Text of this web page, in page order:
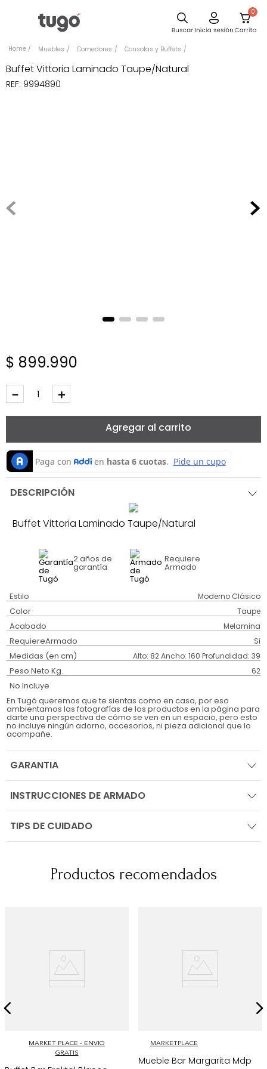
0
Muebles Comedores Consolas y Buffets
Buffet Vittoria Laminado Taupe/Natural
REF: 9994890
$ 899.990
＋
－
Agregar al carrito
DESCRIPCIÓN
Buffet Vittoria Laminado Taupe/Natural
2 años de
garantía
Requiere
Armado
Estilo Moderno Clásico
Color Taupe
Acabado Melamina
RequiereArmado Si
Medidas (en cm) Alto: 82 Ancho: 160 Profundidad: 39
Peso Neto Kg. 62
No Incluye
En Tugó queremos que te sientas como en casa, por eso
ambientamos las fotografías de los productos en la página para
darte una perspectiva de cómo se ven en un espacio, pero esto
no incluye ningún adorno, accesorios, ni pieza adicional que lo
acompañe.
GARANTIA
INSTRUCCIONES DE ARMADO
TIPS DE CUIDADO
Productos recomendados
MARKET PLACE - ENVIO
GRATIS
MARKETPLACE
Mueble Bar Margarita Mdp
Comedor
Escritorio